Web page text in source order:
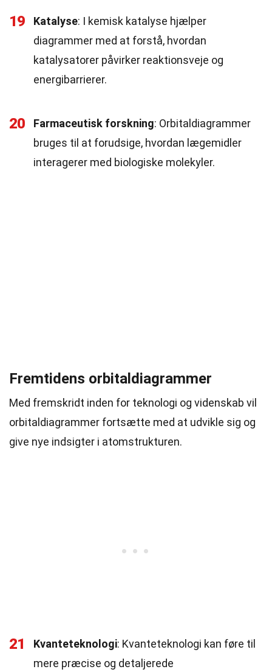
19 Katalyse: I kemisk katalyse hjælper
diagrammer med at forstå, hvordan
katalysatorer påvirker reaktionsveje og
energibarrierer.
20 Farmaceutisk forskning: Orbitaldiagrammer
bruges til at forudsige, hvordan lægemidler
interagerer med biologiske molekyler.
Fremtidens orbitaldiagrammer
Med fremskridt inden for teknologi og videnskab vil
orbitaldiagrammer fortsætte med at udvikle sig og
give nye indsigter i atomstrukturen.
21 Kvanteteknologi: Kvanteteknologi kan føre til
mere præcise og detaljerede